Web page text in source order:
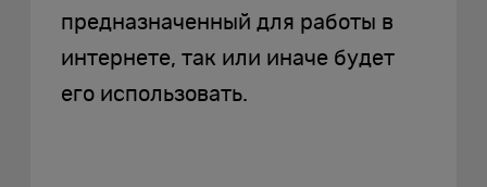
предназначенный для работы в
интернете, так или иначе будет
его использовать.